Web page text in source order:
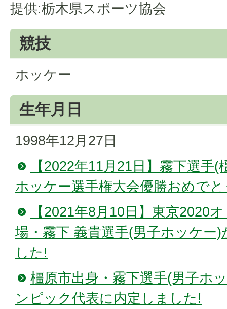
提供:栃木県スポーツ協会
競技
ホッケー
生年月日
1998年12月27日
【2022年11月21日】霧下選手
ホッケー選手権大会優勝おめで
【2021年8月10日】東京2020
場・霧下 義貴選手(男子ホッケー
した!
橿原市出身・霧下選手(男子ホ
ンピック代表に内定しました!